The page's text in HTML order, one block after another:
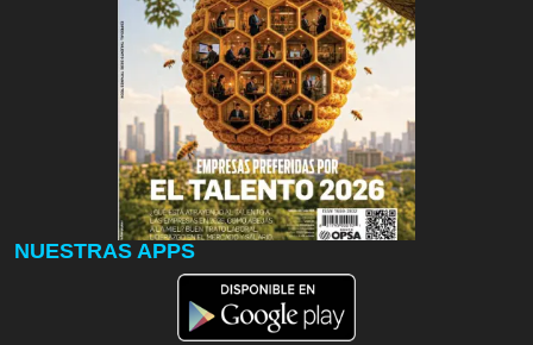
NUESTRAS APPS